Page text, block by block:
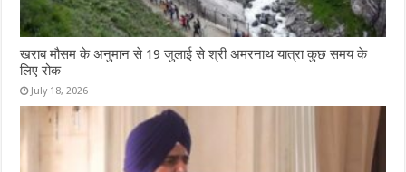
खराब मौसम के अनुमान से 19 जुलाई से श्री अमरनाथ यात्रा कुछ समय के
लिए रोक
July 18, 2026